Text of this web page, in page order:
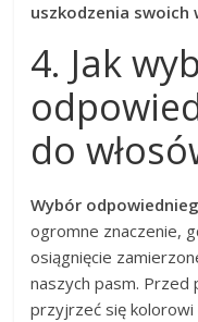
uszkodzenia swoich
4. Jak
do
Wybór
ogromne znaczenie,
osiągnięcie
naszych pasm.
przyjrzeć się kolorowi